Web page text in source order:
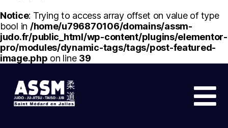
Notice: Trying to access array offset on value of type
bool in /home/u796870106/domains/assm-
judo.fr/public_html/wp-content/plugins/elementor-
pro/modules/dynamic-tags/tags/post-featured-
image.php on line 39